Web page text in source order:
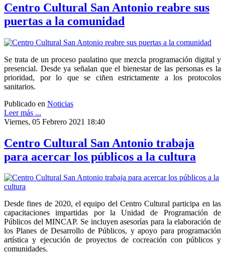
Centro Cultural San Antonio reabre sus
puertas a la comunidad
Se trata de un proceso paulatino que mezcla programación digital y
presencial. Desde ya señalan que el bienestar de las personas es la
prioridad, por lo que se ciñen estrictamente a los protocolos
sanitarios.
Publicado en Noticias
Leer más ...
Viernes, 05 Febrero 2021 18:40
Centro Cultural San Antonio trabaja
para acercar los públicos a la cultura
Desde fines de 2020, el equipo del Centro Cultural participa en las
capacitaciones impartidas por la Unidad de Programación de
Públicos del MINCAP. Se incluyen asesorías para la elaboración de
los Planes de Desarrollo de Públicos, y apoyo para programación
artística y ejecución de proyectos de cocreación con públicos y
comunidades.